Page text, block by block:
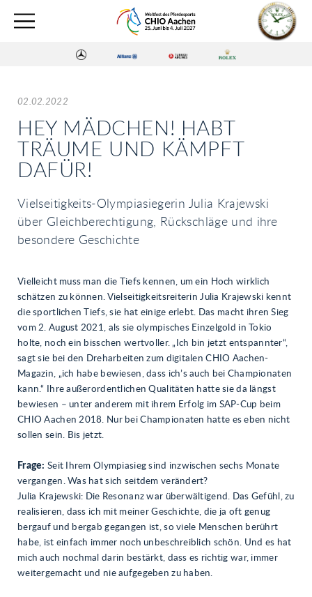
02.02.2022
HEY MÄDCHEN! HABT
TRÄUME UND KÄMPFT
DAFÜR!
Vielseitigkeits-Olympiasiegerin Julia Krajewski
über Gleichberechtigung, Rückschläge und ihre
besondere Geschichte
Vielleicht muss man die Tiefs kennen, um ein Hoch wirklich
schätzen zu können. Vielseitigkeitsreiterin Julia Krajewski kennt
die sportlichen Tiefs, sie hat einige erlebt. Das macht ihren Sieg
vom 2. August 2021, als sie olympisches Einzelgold in Tokio
holte, noch ein bisschen wertvoller. „Ich bin jetzt entspannter“,
sagt sie bei den Dreharbeiten zum digitalen CHIO Aachen-
Magazin, „ich habe bewiesen, dass ich’s auch bei Championaten
kann.“ Ihre außerordentlichen Qualitäten hatte sie da längst
bewiesen – unter anderem mit ihrem Erfolg im SAP-Cup beim
CHIO Aachen 2018. Nur bei Championaten hatte es eben nicht
sollen sein. Bis jetzt.
Frage: Seit Ihrem Olympiasieg sind inzwischen sechs Monate
vergangen. Was hat sich seitdem verändert?
Julia Krajewski: Die Resonanz war überwältigend. Das Gefühl, zu
realisieren, dass ich mit meiner Geschichte, die ja oft genug
bergauf und bergab gegangen ist, so viele Menschen berührt
habe, ist einfach immer noch unbeschreiblich schön. Und es hat
mich auch nochmal darin bestärkt, dass es richtig war, immer
weitergemacht und nie aufgegeben zu haben.